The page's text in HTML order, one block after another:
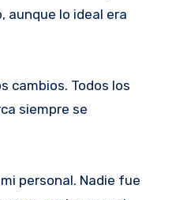
aunque lo ideal era
cambios. Todos los
siempre se
personal. Nadie fue